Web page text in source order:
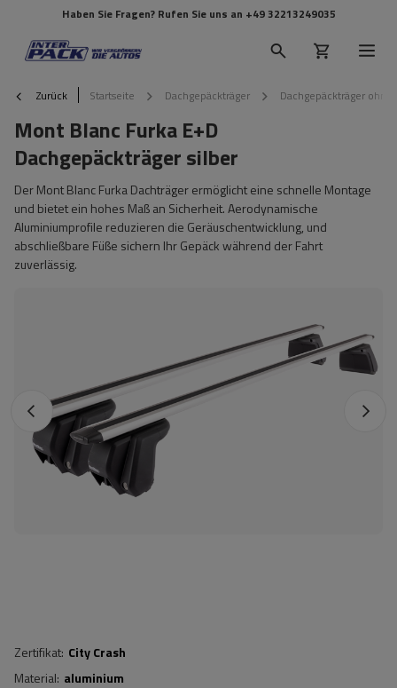
Haben Sie Fragen? Rufen Sie uns an +49 32213249035
Zurück Startseite Dachgepäckträger Dachgepäckträger ohne
Mont Blanc Furka E+D
Dachgepäckträger silber
Der Mont Blanc Furka Dachträger ermöglicht eine schnelle Montage
und bietet ein hohes Maß an Sicherheit. Aerodynamische
Aluminiumprofile reduzieren die Geräuschentwicklung, und
abschließbare Füße sichern Ihr Gepäck während der Fahrt
zuverlässig.
Zertifikat City Crash
Material aluminium